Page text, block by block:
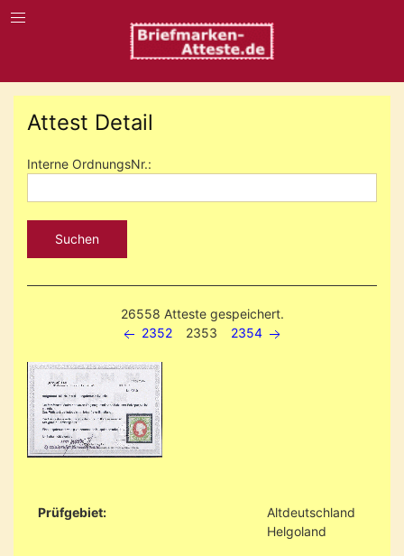
Attest Detail
Interne OrdnungsNr.:
Suchen
26558 Atteste gespeichert.
2352
2353 2354
Prüfgebiet:
Altdeutschland
Helgoland